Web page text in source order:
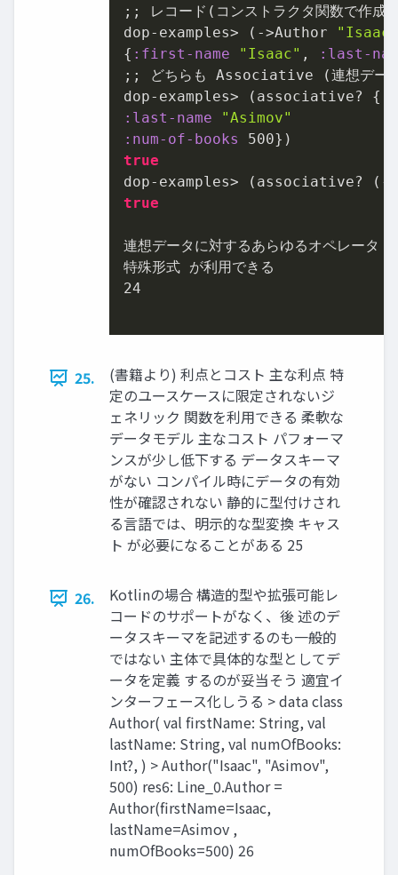
;; レコード(コンストラクタ関数で作成)
dop-examples> (->Author
"Isaac"
{ :first-name "Isaac" ,
:last-
;; どちらも Associative (連想データ)
dop-examples> (associative? {
:last-name
"Asimov"
:num-of-books
500
true
dop-examples> (associative? (-
true
連想データに対するあらゆるオペレータ
24
25.
(書籍より) 利点とコスト 主な利点 特
定のユースケースに限定されないジ
ェネリック 関数を利⽤できる 柔軟な
データモデル 主なコスト パフォーマ
ンスが少し低下する データスキーマ
がない コンパイル時にデータの有効
性が確認されない 静的に型付けされ
る⾔語では、明⽰的な型変換 キャス
ト が必要になることがある 25
26.
Kotlinの場合 構造的型や拡張可能レ
コードのサポートがなく、後 述のデ
ータスキーマを記述するのも⼀般的
ではない 主体で具体的な型としてデ
ータを定義 するのが妥当そう 適宜イ
ンターフェース化しうる > data class
Author( val firstName: String, val
lastName: String, val numOfBooks:
Int?, ) > Author("Isaac", "Asimov",
500) res6: Line_0.Author =
Author(firstName=Isaac,
lastName=Asimov ,
numOfBooks=500) 26